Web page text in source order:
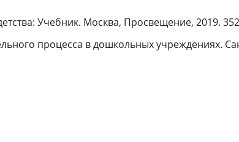
Учебник. Москва, Просвещение, 2019.
процесса в дошкольных учреждениях.